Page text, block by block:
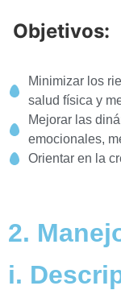
Objetivos:
Minimizar los
salud física y
Mejorar las
emocionales,
Orientar en la
2.
i.